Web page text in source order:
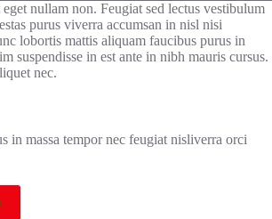
nullam non. Feugiat sed lectus vestibulum
purus viverra accumsan in nisl nisi
lobortis mattis aliquam faucibus purus in
suspendisse in est ante in nibh mauris cursus.
nec.
in massa tempor nec feugiat nisliverra orci